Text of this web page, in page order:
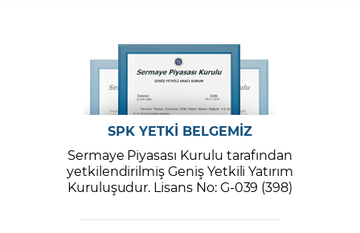
SPK YETKİ BELGEMİZ
Sermaye Piyasası Kurulu tarafından
yetkilendirilmiş Geniş Yetkili Yatırım
Kuruluşudur. Lisans No: G-039 (398)